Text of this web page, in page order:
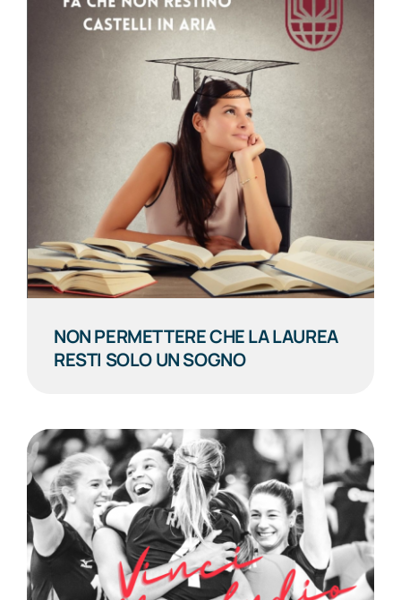
NON PERMETTERE CHE LA LAUREA
RESTI SOLO UN SOGNO